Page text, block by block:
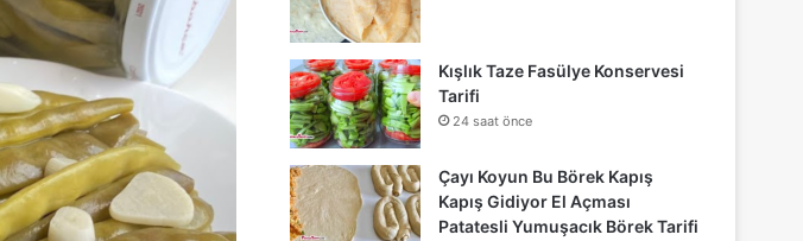
Kışlık Taze Fasülye Konservesi
Tarifi
24 saat önce
Çayı Koyun Bu Börek Kapış
Kapış Gidiyor El Açması
Patatesli Yumuşacık Börek Tarifi